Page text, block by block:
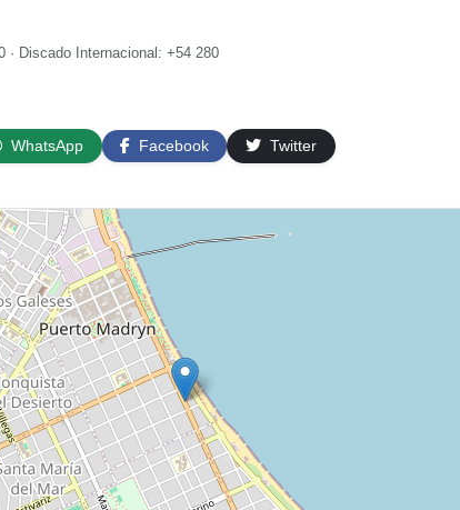
· Discado Internacional: +54 280
WhatsApp Facebook Twitter